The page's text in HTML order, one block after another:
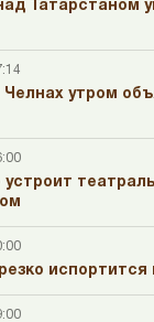
Татарстаном
утром
устроит
испортится